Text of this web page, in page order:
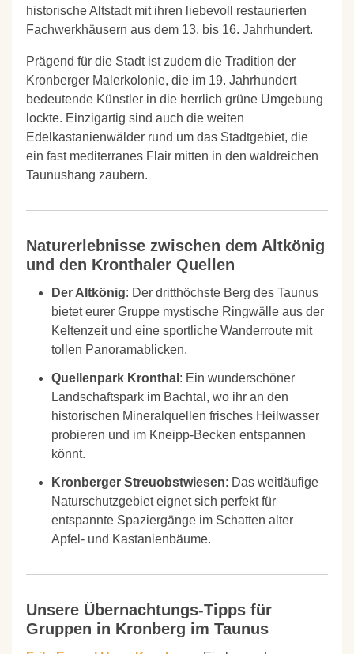
historische Altstadt mit ihren liebevoll restaurierten
Fachwerkhäusern aus dem 13. bis 16. Jahrhundert.
Prägend für die Stadt ist zudem die Tradition der
Kronberger Malerkolonie, die im 19. Jahrhundert
bedeutende Künstler in die herrlich grüne Umgebung
lockte. Einzigartig sind auch die weiten
Edelkastanienwälder rund um das Stadtgebiet, die
ein fast mediterranes Flair mitten in den waldreichen
Taunushang zaubern.
Naturerlebnisse zwischen dem Altkönig
und den Kronthaler Quellen
Der Altkönig: Der dritthöchste Berg des Taunus
bietet eurer Gruppe mystische Ringwälle aus der
Keltenzeit und eine sportliche Wanderroute mit
tollen Panoramablicken.
Quellenpark Kronthal : Ein wunderschöner
Landschaftspark im Bachtal, wo ihr an den
historischen Mineralquellen frisches Heilwasser
probieren und im Kneipp-Becken entspannen
könnt.
Kronberger Streuobstwiesen: Das weitläufige
Naturschutzgebiet eignet sich perfekt für
entspannte Spaziergänge im Schatten alter
Apfel- und Kastanienbäume.
Unsere Übernachtungs-Tipps für
Gruppen in Kronberg im Taunus